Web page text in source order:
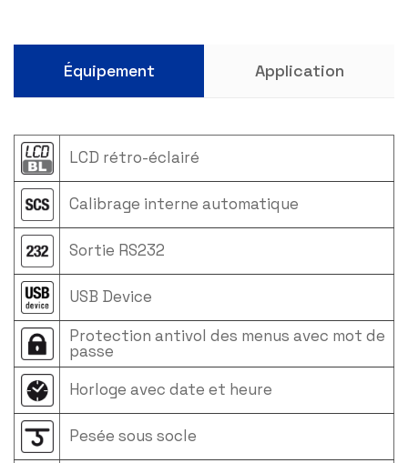
Équipement Application
LCD rétro-éclairé
Calibrage interne automatique
Sortie RS232
USB Device
Protection antivol des menus avec mot de
passe
Horloge avec date et heure
Pesée sous socle